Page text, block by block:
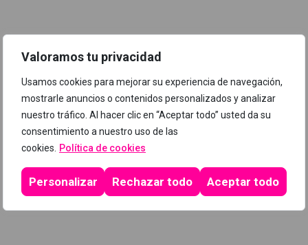
Valoramos tu privacidad
Usamos cookies para mejorar su experiencia de navegación,
mostrarle anuncios o contenidos personalizados y analizar
nuestro tráfico. Al hacer clic en “Aceptar todo” usted da su
consentimiento a nuestro uso de las
cookies. Política de cookies
Personalizar Rechazar todo Aceptar todo
¿Quieres recibir asesoramiento
personalizado?
Contáctanos